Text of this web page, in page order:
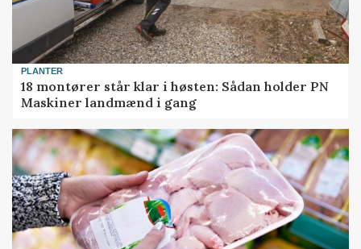
PLANTER
18 montører står klar i høsten: Sådan holder PN
Maskiner landmænd i gang